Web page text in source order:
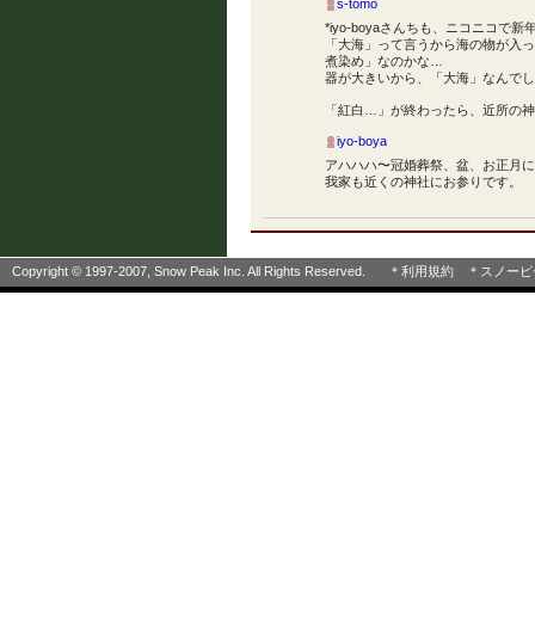
s-tomo
*iyo-boyaさんちも、ニコニコで新
「大海」って言うから海の物が入
煮染め」なのかな…
器が大きいから、「大海」なんで
「紅白…」が終わったら、近所の
iyo-boya
アハハハ〜冠婚葬祭、盆、お正月
我家も近くの神社にお参りです。
Copyright © 1997-2007, Snow Peak Inc. All Rights Reserved. ＊利用規約 ＊スノー